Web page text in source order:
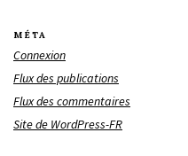
MÉTA
Connexion
Flux des publications
Flux des commentaires
Site de WordPress-FR